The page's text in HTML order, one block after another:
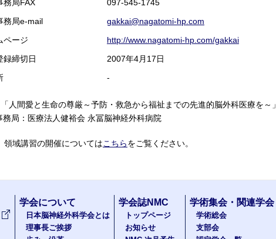
務局FAX
097-545-1745
務局e-mail
gakkai@nagatomi-hp.com
ページ
http://www.nagatomi-hp.com/gakkai
録締切日
2007年4月17日
-
人間愛と生命の尊厳～予防・救急から福祉までの先進的脳外科医療を～」
務局：医療法人健裕会 永冨脳神経外科病院
領域講習の開催についてはこちらをご覧ください。
学会について
日本脳神経外科学会とは
理事長ご挨拶
学会誌NMC
トップページ
お知らせ
学術集会・関連学会
学術総会
支部会